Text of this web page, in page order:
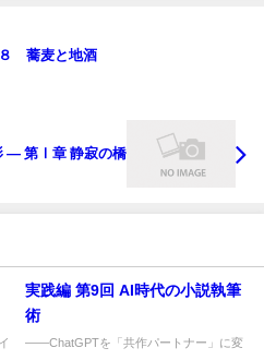
蕎麦と地酒
― 第Ⅰ章 静寂の橋
実践編 第9回 AI時代の小説執筆
術
――ChatGPTを「共作パートナー」に変